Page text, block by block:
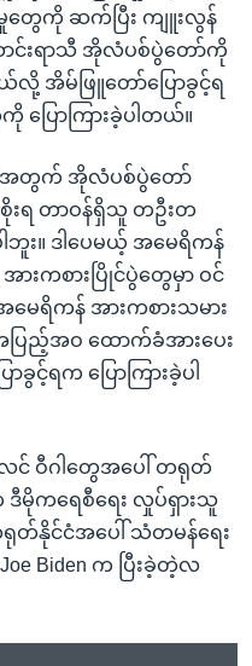
တွေကို ဆက်ပြီး ကျူးလွန်
င်းရာသီ အိုလံပစ်ပွဲတော်ကို
အိမ်ဖြူတော်ပြောခွင့်ရ
ြောကြားခဲ့ပါတယ်။
အတွက် အိုလံပစ်ပွဲတော်
းရ တာဝန်ရှိသူ တဦးတ
း။ ဒါပေမယ့် အမေရိကန်
ားကစားပြိုင်ပွဲတွေမှာ ဝင်
ေရိကန် အားကစားသမား
ပြည့်အဝ ထောက်ခံအားပေး
င့်ရက ပြောကြားခဲ့ပါ
င် ဝီဂါတွေအပေါ် တရုတ်
မိုကရေစီရေး လှုပ်ရှားသူ
တ်နိုင်ငံအပေါ် သံတမန်ရေး
Biden က ပြီးခဲ့တဲ့လ